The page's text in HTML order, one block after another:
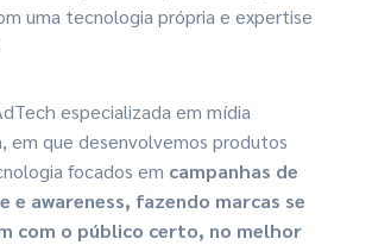
uma tecnologia própria e expertise
especializada em mídia
em que desenvolvemos produtos
focados em campanhas de
e awareness, fazendo marcas se
com o público certo, no melhor